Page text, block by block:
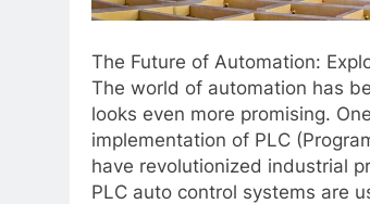
The Future of Automation:
The world of automation has
looks even more promising.
implementation of PLC
have revolutionized industrial
PLC auto control systems are